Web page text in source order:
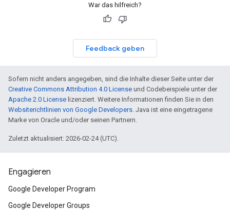
War das hilfreich?
Feedback geben
Sofern nicht anders angegeben, sind die Inhalte dieser Seite unter der
Creative Commons Attribution 4.0 License und Codebeispiele unter der
Apache 2.0 License lizenziert. Weitere Informationen finden Sie in den
Websiterichtlinien von Google Developers. Java ist eine eingetragene
Marke von Oracle und/oder seinen Partnern.
Zuletzt aktualisiert: 2026-02-24 (UTC).
Engagieren
Google Developer Program
Google Developer Groups